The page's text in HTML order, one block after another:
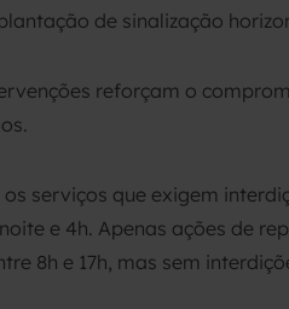
de sinalização
reforçam o
os serviços que exigem
e 4h. Apenas ações de
8h e 17h, mas sem